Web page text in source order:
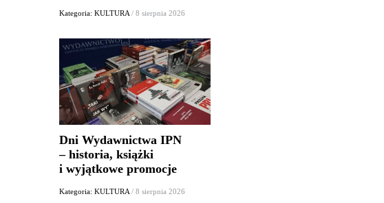
Kategoria: KULTURA / 8 sierpnia 2026
Dni Wydawnictwa IPN
– historia, książki
i wyjątkowe promocje
Kategoria: KULTURA / 8 sierpnia 2026